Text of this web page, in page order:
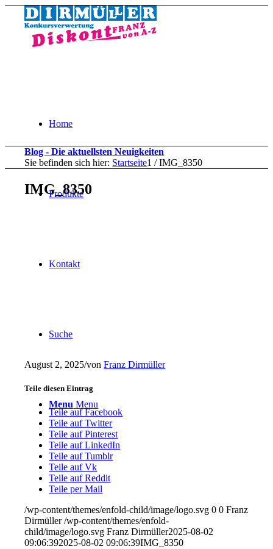
Home
Produkte
Kontakt
Suche
Menu Menu
Blog - Die aktuellsten Neuigkeiten
Sie befinden sich hier: Startseite1 / IMG_8350
IMG_8350
August 2, 2025/vonFranz Dirmüller
Teile diesen Eintrag
Teile auf Facebook
Teile auf Twitter
Teile auf Pinterest
Teile auf LinkedIn
Teile auf Tumblr
Teile auf Vk
Teile auf Reddit
Teile per Mail
/wp-content/themes/enfold-child/image/logo.svg 0 0 Franz
Dirmüller /wp-content/themes/enfold-
child/image/logo.svg Franz Dirmüller2025-08-02
09:06:392025-08-02 09:06:39IMG_8350